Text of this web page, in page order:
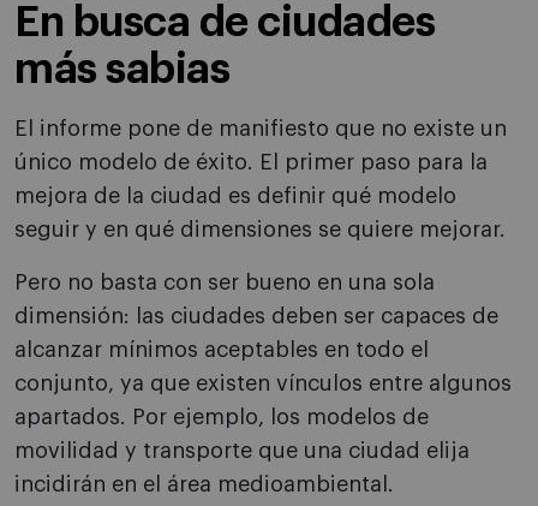
En busca de ciudades
más sabias
El informe pone de manifiesto que no existe un
único modelo de éxito. El primer paso para la
mejora de la ciudad es definir qué modelo
seguir y en qué dimensiones se quiere mejorar.
Pero no basta con ser bueno en una sola
dimensión: las ciudades deben ser capaces de
alcanzar mínimos aceptables en todo el
conjunto, ya que existen vínculos entre algunos
apartados. Por ejemplo, los modelos de
movilidad y transporte que una ciudad elija
incidirán en el área medioambiental.